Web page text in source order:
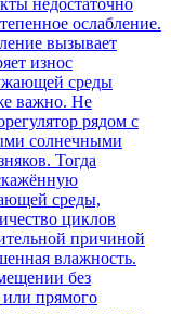
недостаточно
ослабление.
вызывает
износ
среды
важно. Не
рядом с
солнечными
Тогда
среды,
циклов
причиной
влажность.
без
или прямого